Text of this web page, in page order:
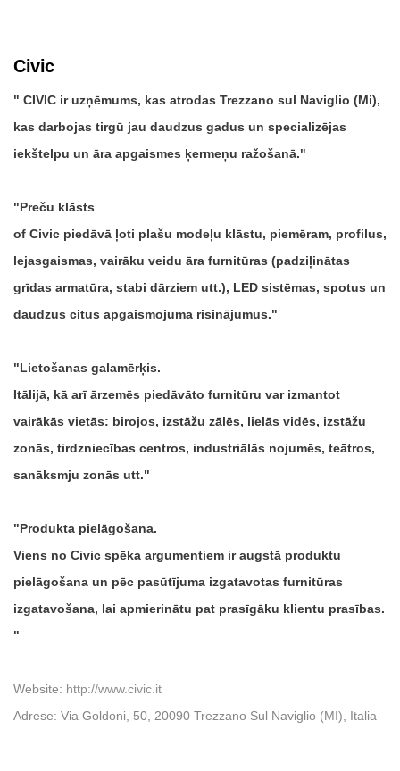
Civic
CIVIC ir uzņēmums, kas atrodas Trezzano sul Naviglio (Mi),
kas darbojas tirgū jau daudzus gadus un specializējas
iekštelpu un āra apgaismes ķermeņu ražošanā.
Preču klāsts
of Civic piedāvā ļoti plašu modeļu klāstu, piemēram, profilus,
lejasgaismas, vairāku veidu āra furnitūras (padziļinātas
grīdas armatūra, stabi dārziem utt.), LED sistēmas, spotus un
daudzus citus apgaismojuma risinājumus.
Lietošanas galamērķis.
Itālijā, kā arī ārzemēs piedāvāto furnitūru var izmantot
vairākās vietās: birojos, izstāžu zālēs, lielās vidēs, izstāžu
zonās, tirdzniecības centros, industriālās nojumēs, teātros,
sanāksmju zonās utt.
Produkta pielāgošana.
Viens no Civic spēka argumentiem ir augstā produktu
pielāgošana un pēc pasūtījuma izgatavotas furnitūras
izgatavošana, lai apmierinātu pat prasīgāku klientu prasības.
Website: http://www.civic.it
Adrese: Via Goldoni, 50, 20090 Trezzano Sul Naviglio (MI), Italia